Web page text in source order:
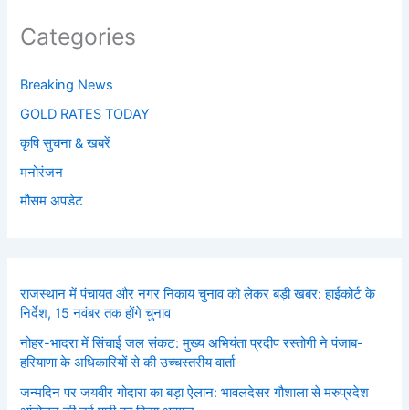
Categories
Breaking News
GOLD RATES TODAY
कृषि सुचना & खबरें
मनोरंजन
मौसम अपडेट
राजस्थान में पंचायत और नगर निकाय चुनाव को लेकर बड़ी खबर: हाईकोर्ट के
निर्देश, 15 नवंबर तक होंगे चुनाव
नोहर-भादरा में सिंचाई जल संकट: मुख्य अभियंता प्रदीप रस्तोगी ने पंजाब-
हरियाणा के अधिकारियों से की उच्चस्तरीय वार्ता
जन्मदिन पर जयवीर गोदारा का बड़ा ऐलान: भावलदेसर गौशाला से मरुप्रदेश